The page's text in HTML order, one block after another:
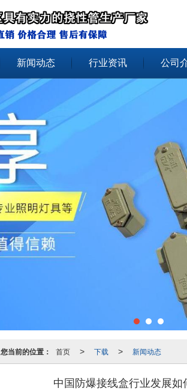
新闻动态 行业资讯 公司
您当前的位置： 首页 > 下载 > 新闻动态
中国防爆接线盒行业发展